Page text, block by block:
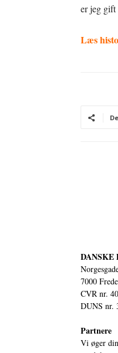
er jeg
Læs
DANSKE
7000
CVR nr.
DUNS nr.
Partnere
Vi øger